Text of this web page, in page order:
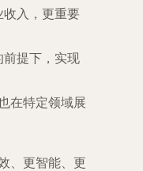
收入，更重要
前提下，实现
在特定领域展
、更智能、更